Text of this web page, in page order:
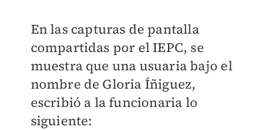
En las capturas de pantalla
compartidas por el IEPC, se
muestra que una usuaria bajo el
nombre de Gloria Íñiguez,
escribió a la funcionaria lo
siguiente: